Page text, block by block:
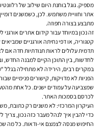
מספיק. גוגל בוחנת היום שילוב של
אתר וחוויית משתמש. לכן, כשמשנים
מתבצע בצורה חפוזה.
זה נכון במיוחד עבור קידום אתרים
קטגוריה, או דפי נחיתה אורגניים
תדמית עלולים לראות תנודתיות חדה אם
לחדשות, בין התוכן הקיים למבנה החדש,
במקרים רבים, הירידה לא מתחילה בגלל
הפניות לא מדויקות, קישורים פנימיים
שמצביעה על עמודים ישנים. כל אחת
לכרסם בסמכות האתר.
העיקרון המרכזי: לא משנים רק כתובת,
כדי להבין איך לנהל מעבר כזה נכון, צריך
החיפוש מנסה לצמצם אי-ודאות. כל מה